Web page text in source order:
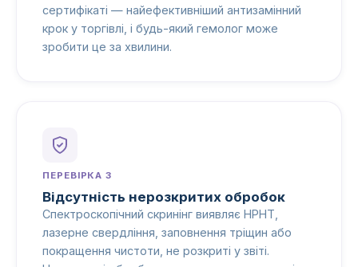
сертифікаті — найефективніший антизамінний
крок у торгівлі, і будь-який гемолог може
зробити це за хвилини.
ПЕРЕВІРКА 3
Відсутність нерозкритих обробок
Спектроскопічний скринінг виявляє HPHT,
лазерне свердління, заповнення тріщин або
покращення чистоти, не розкриті у звіті.